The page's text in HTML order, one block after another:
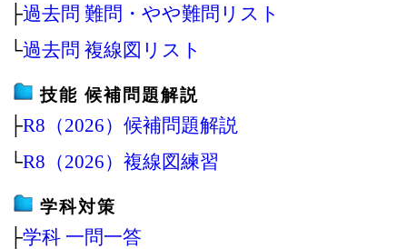
├過去問 難問・やや難問リスト
└過去問 複線図リスト
技能 候補問題解説
├R8（2026）候補問題解説
└R8（2026）複線図練習
学科対策
├学科 一問一答